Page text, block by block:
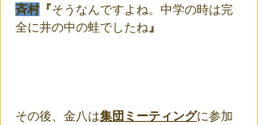
斉村『そうなんですよね。中学の時は完
全に井の中の蛙でしたね 』
その後、金八は集団ミーティングに参加